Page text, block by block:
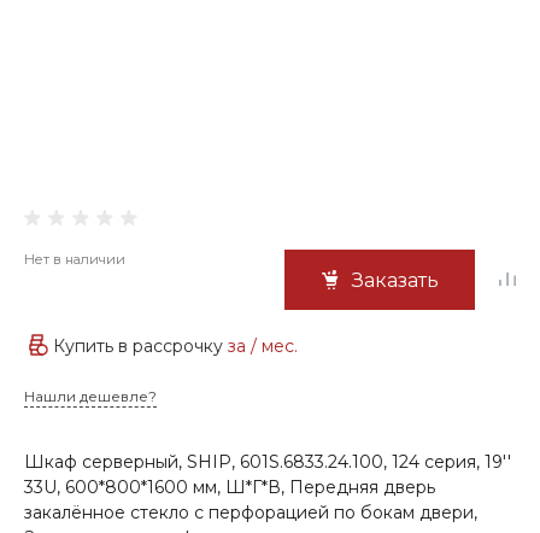
Нет в наличии
Заказать
Купить в рассрочку за / мес.
Нашли дешевле?
Шкаф серверный, SHIP, 601S.6833.24.100, 124 серия, 19''
33U, 600*800*1600 мм, Ш*Г*В, Передняя дверь
закалённое стекло с перфорацией по бокам двери,